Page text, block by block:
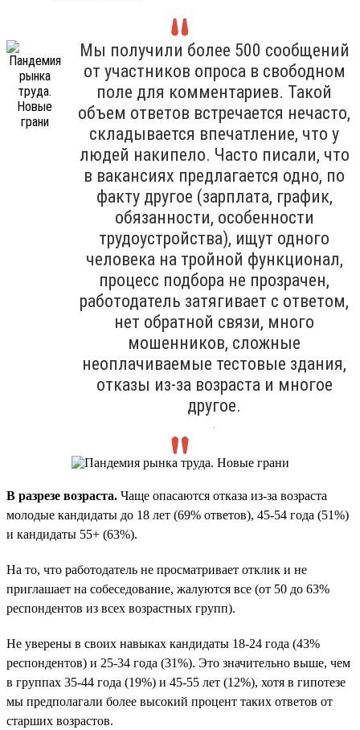
Мы получили более 500 сообщений
от участников опроса в свободном
поле для комментариев. Такой
объем ответов встречается нечасто,
складывается впечатление, что у
людей накипело. Часто писали, что
в вакансиях предлагается одно, по
факту другое (зарплата, график,
обязанности, особенности
трудоустройства), ищут одного
человека на тройной функционал,
процесс подбора не прозрачен,
работодатель затягивает с ответом,
нет обратной связи, много
мошенников, сложные
неоплачиваемые тестовые здания,
отказы из-за возраста и многое
другое.
.
В разрезе возраста. Чаще опасаются отказа из-за возраста
молодые кандидаты до 18 лет (69% ответов), 45-54 года (51%)
и кандидаты 55+ (63%).
На то, что работодатель не просматривает отклик и не
приглашает на собеседование, жалуются все (от 50 до 63%
респондентов из всех возрастных групп).
Не уверены в своих навыках кандидаты 18-24 года (43%
респондентов) и 25-34 года (31%). Это значительно выше, чем
в группах 35-44 года (19%) и 45-55 лет (12%), хотя в гипотезе
мы предполагали более высокий процент таких ответов от
старших возрастов.